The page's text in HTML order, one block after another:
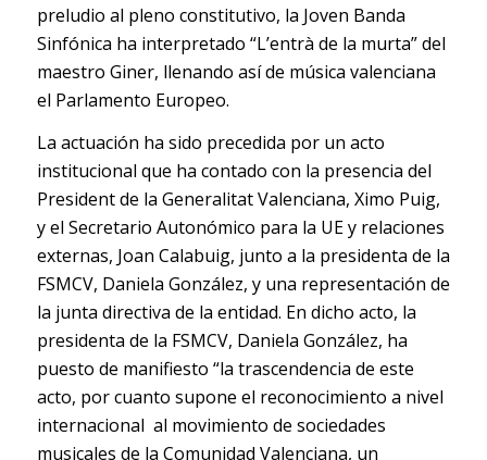
preludio al pleno constitutivo, la Joven Banda
Sinfónica ha interpretado “L’entrà de la murta” del
maestro Giner, llenando así de música valenciana
el Parlamento Europeo.
La actuación ha sido precedida por un acto
institucional que ha contado con la presencia del
President de la Generalitat Valenciana, Ximo Puig,
y el Secretario Autonómico para la UE y relaciones
externas, Joan Calabuig, junto a la presidenta de la
FSMCV, Daniela González, y una representación de
la junta directiva de la entidad. En dicho acto, la
presidenta de la FSMCV, Daniela González, ha
puesto de manifiesto “la trascendencia de este
acto, por cuanto supone el reconocimiento a nivel
internacional al movimiento de sociedades
musicales de la Comunidad Valenciana, un